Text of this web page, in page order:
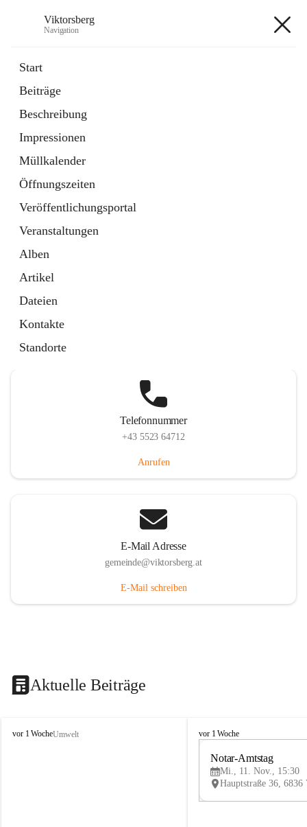
Viktorsberg
Navigation
Start
Beiträge
Beschreibung
Impressionen
Müllkalender
Öffnungszeiten
Veröffentlichungsportal
Veranstaltungen
Alben
Artikel
Dateien
Kontakte
Standorte
1 Schnellzugriff
Bürgerservice
10 Schnellzugriffe
Telefonnummer
+43 5523 64712
Anrufen
E-Mail Adresse
gemeinde@viktorsberg.at
E-Mail schreiben
Aktuelle Beiträge
V
vor 1 WocheUmwelt
V
vor 1 Woche
Notar-Amtstag
Mi., 11. Nov., 15:30